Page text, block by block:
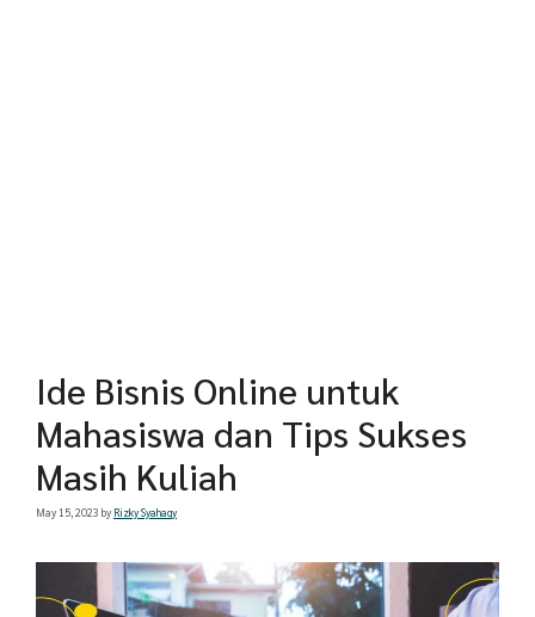
Ide Bisnis Online untuk
Mahasiswa dan Tips Sukses
Masih Kuliah
May 15, 2023 by Rizky Syahaqy